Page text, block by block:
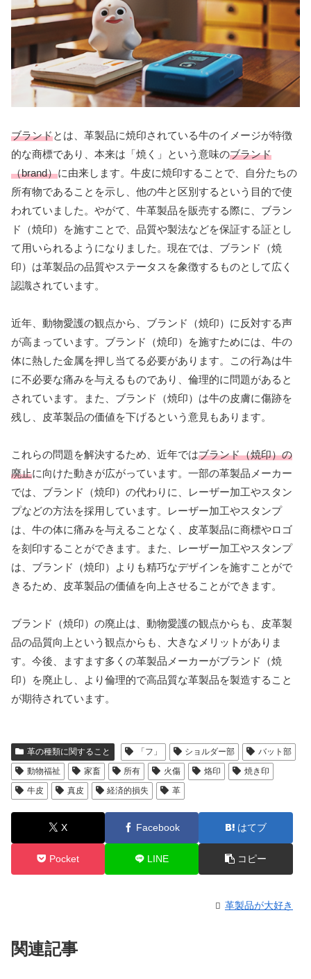
ブランドとは、革製品に焼印されている牛のイメージが特徴
的な商標であり、本来は「焼く」という意味のブランド
（brand）に由来します。牛皮に焼印することで、自分たちの
所有物であることを示し、他の牛と区別するという目的で使
われていました。やがて、牛革製品を販売する際に、ブラン
ド（焼印）を施すことで、品質や製法などを保証する証とし
て用いられるようになりました。現在では、ブランド（焼
印）は革製品の品質やステータスを象徴するものとして広く
認識されています。
近年、動物愛護の観点から、ブランド（焼印）に反対する声
が高まっています。ブランド（焼印）を施すためには、牛の
体に熱した金属を押し当てる必要があります。この行為は牛
に不必要な痛みを与えるものであり、倫理的に問題があると
されています。また、ブランド（焼印）は牛の皮膚に傷跡を
残し、皮革製品の価値を下げるという意見もあります。
これらの問題を解決するため、近年ではブランド（焼印）の
廃止に向けた動きが広がっています。一部の革製品メーカー
では、ブランド（焼印）の代わりに、レーザー加工やスタン
プなどの方法を採用しています。レーザー加工やスタンプ
は、牛の体に痛みを与えることなく、皮革製品に商標やロゴ
を刻印することができます。また、レーザー加工やスタンプ
は、ブランド（焼印）よりも精巧なデザインを施すことがで
きるため、皮革製品の価値を向上させることができます。
ブランド（焼印）の廃止は、動物愛護の観点からも、皮革製
品の品質向上という観点からも、大きなメリットがありま
す。今後、ますます多くの革製品メーカーがブランド（焼
印）を廃止し、より倫理的で高品質な革製品を製造すること
が期待されています。
革の種類に関すること 「フ」 ショルダー部
バット部
動物福祉
家畜 所有 火傷 烙印
焼き印
牛皮
真皮 経済的損失 革
X Facebook はてブ
Pocket LINE コピー
革製品が大好き
関連記事